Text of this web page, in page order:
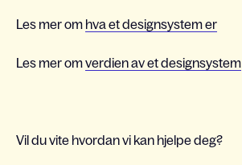
Les mer om hva et designsystem er
Les mer omverdien av et designsystem
Vil du vite hvordan vi kan hjelpe deg?